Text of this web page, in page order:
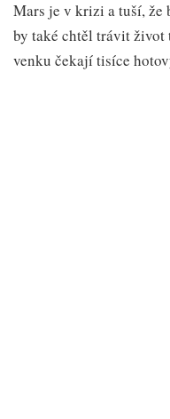
Mars je v krizi a tuší, že
by také chtěl trávit život
venku čekají tisíce